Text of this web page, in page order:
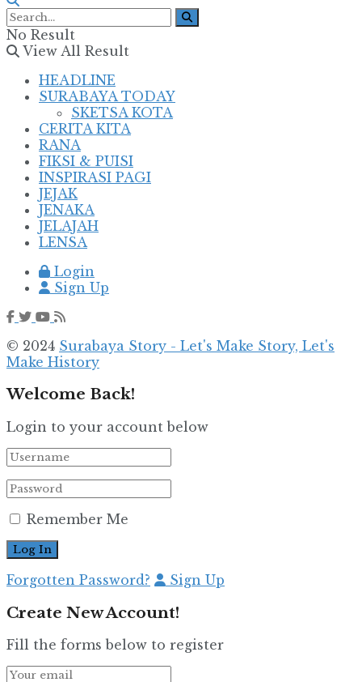
No Result
View All Result
HEADLINE
SURABAYA TODAY
SKETSA KOTA
CERITA KITA
RANA
FIKSI & PUISI
INSPIRASI PAGI
JEJAK
JENAKA
JELAJAH
LENSA
Login
Sign Up
© 2024 Surabaya Story - Let's Make Story, Let's
Make History
Welcome Back!
Login to your account below
Remember Me
Forgotten Password? Sign Up
Create New Account!
Fill the forms below to register